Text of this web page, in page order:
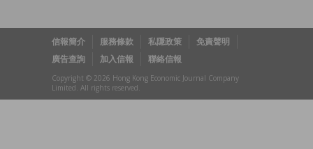
信報簡介 服務條款 私隱政策
免責聲明
廣告查詢
加入信報 聯絡信報
Copyright © 2026 Hong Kong Economic Journal Company
Limited. All rights reserved.